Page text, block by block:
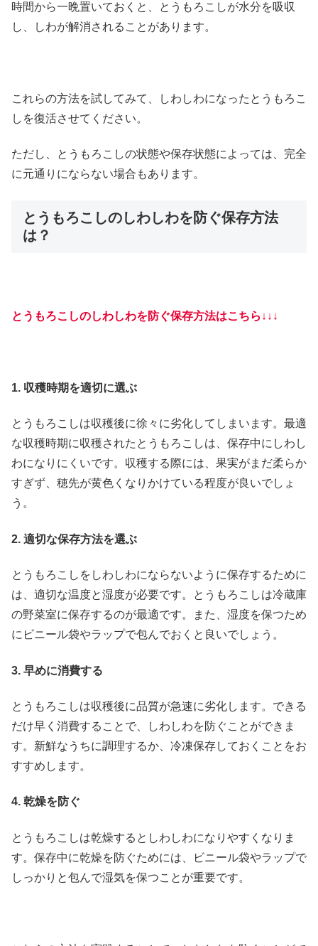
時間から一晩置いておくと、とうもろこしが水分を吸収
し、しわが解消されることがあります。
これらの方法を試してみて、しわしわになったとうもろこ
しを復活させてください。
ただし、とうもろこしの状態や保存状態によっては、完全
に元通りにならない場合もあります。
とうもろこしのしわしわを防ぐ保存方法
は？
とうもろこしのしわしわを防ぐ保存方法はこちら↓↓↓
1. 収穫時期を適切に選ぶ
とうもろこしは収穫後に徐々に劣化してしまいます。最適
な収穫時期に収穫されたとうもろこしは、保存中にしわし
わになりにくいです。収穫する際には、果実がまだ柔らか
すぎず、穂先が黄色くなりかけている程度が良いでしょ
う。
2. 適切な保存方法を選ぶ
とうもろこしをしわしわにならないように保存するために
は、適切な温度と湿度が必要です。とうもろこしは冷蔵庫
の野菜室に保存するのが最適です。また、湿度を保つため
にビニール袋やラップで包んでおくと良いでしょう。
3. 早めに消費する
とうもろこしは収穫後に品質が急速に劣化します。できる
だけ早く消費することで、しわしわを防ぐことができま
す。新鮮なうちに調理するか、冷凍保存しておくことをお
すすめします。
4. 乾燥を防ぐ
とうもろこしは乾燥するとしわしわになりやすくなりま
す。保存中に乾燥を防ぐためには、ビニール袋やラップで
しっかりと包んで湿気を保つことが重要です。